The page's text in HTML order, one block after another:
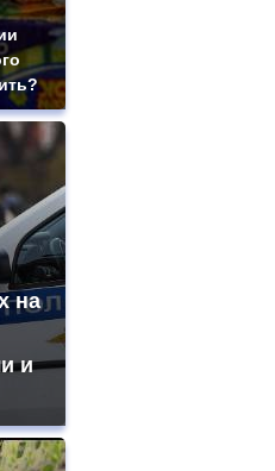
на
и